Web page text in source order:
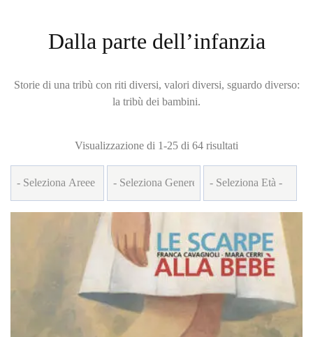
Dalla parte dell’infanzia
Storie di una tribù con riti diversi, valori diversi, sguardo diverso:
la tribù dei bambini.
Visualizzazione di 1-25 di 64 risultati
base
più